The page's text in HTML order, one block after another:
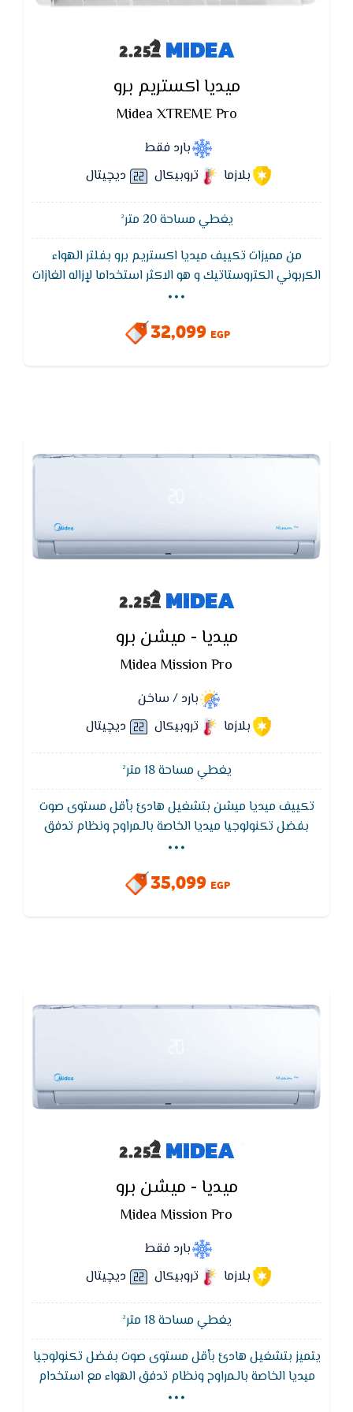
MIDEA
ميديا اكستريم برو
Midea XTREME Pro
بارد فقط
بلازما
تروبيكال ديچيتال
يغطي مساحة 20 متر²
من مميزات تكييف ميديا اكستريم برو بفلتر الهواء
الكربوني الكتروستاتيك و هو الاكثر استخداما لإزاله الغازات
عبر طبقه من الكربون النشط و يسمي ايضا الفحم النشط
و يستخدم عاده لإزاله المركبات العضويه المتطايره
المنبعثه عاده في المنزل كما يستخدم ايضا لإزاله الروائح
...
32,099 EGP
MIDEA
ميديا - ميشن برو
Midea Mission Pro
بارد / ساخن
بلازما
تروبيكال ديچيتال
يغطي مساحة 18 متر²
تكييف ميديا ميشن بتشغيل هادئ بأقل مستوى صوت
بفضل تكنولوجيا ميديا الخاصة بالـمراوح ونظام تدفق
الهواء مع استخدام ضاغط هادئ التشغيل , و ايضا يتميز
درجه مئويه
...
35,099 EGP
MIDEA
ميديا - ميشن برو
Midea Mission Pro
بارد فقط
بلازما
تروبيكال ديچيتال
يغطي مساحة 18 متر²
يتميز بتشغيل هادئ بأقل مستوى صوت بفضل تكنولوجيا
ميديا الخاصة بالـمراوح ونظام تدفق الهواء مع استخدام
...